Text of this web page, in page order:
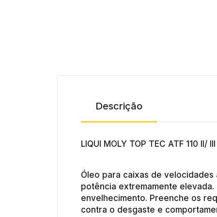
Descrição
LIQUI MOLY TOP TEC ATF 110 II/
Óleo para caixas de
potência extremamente
envelhecimento. Preenche os
contra o desgaste e